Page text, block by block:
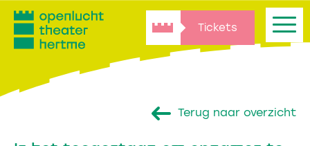
Tickets
Terug naar overzicht